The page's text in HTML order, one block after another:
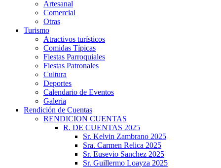
Artesanal
Comercial
Otras
Turismo
Atractivos turísticos
Comidas Típicas
Fiestas Parroquiales
Fiestas Patronales
Cultura
Deportes
Calendario de Eventos
Galeria
Rendición de Cuentas
RENDICION CUENTAS
R. DE CUENTAS 2025
Sr. Kelvin Zambrano 2025
Sra. Carmen Relica 2025
Sr. Eusevio Sanchez 2025
Sr. Guillermo Loayza 2025